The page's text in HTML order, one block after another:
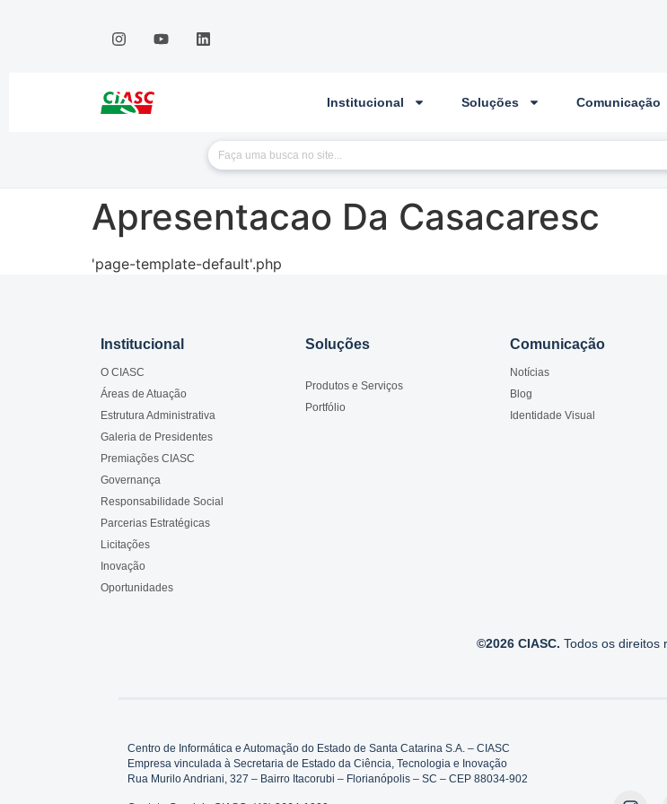
Institucional Soluções Comunicação
Apresentacao Da Casacaresc
'page-template-default'.php
Institucional
O CIASC
Áreas de Atuação
Estrutura Administrativa
Galeria de Presidentes
Premiações CIASC
Governança
Responsabilidade Social
Parcerias Estratégicas
Licitações
Inovação
Oportunidades
Soluções
Produtos e Serviços
Portfólio
Comunicação
Notícias
Blog
Identidade Visual
©2026 CIASC. Todos os direitos
Centro de Informática e Automação do Estado de Santa Catarina S.A. – CIASC
Empresa vinculada à Secretaria de Estado da Ciência, Tecnologia e Inovação
Rua Murilo Andriani, 327 – Bairro Itacorubi – Florianópolis – SC – CEP 88034-902